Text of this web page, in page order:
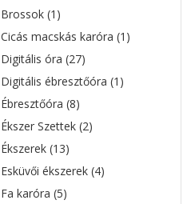
Brossok(1)
Cicás macskás karóra(1)
Digitális óra(27)
Digitális ébresztőóra(1)
Ébresztőóra(8)
Ékszer Szettek(2)
Ékszerek(13)
Esküvői ékszerek(4)
Fa karóra(5)